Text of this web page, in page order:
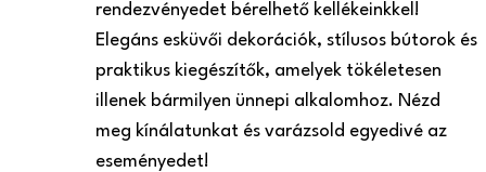
rendezvényedet bérelhető kellékeinkkel!
Elegáns esküvői dekorációk, stílusos bútorok és
praktikus kiegészítők, amelyek tökéletesen
illenek bármilyen ünnepi alkalomhoz. Nézd
meg kínálatunkat és varázsold egyedivé az
eseményedet!